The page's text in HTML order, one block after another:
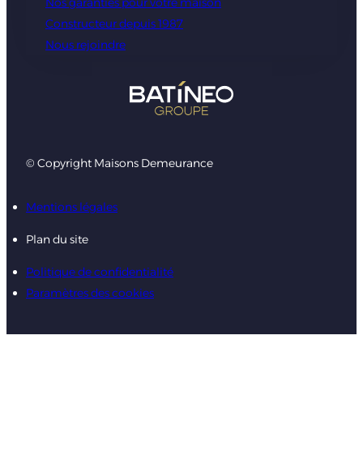
Constructeur depuis 1987
Nous rejoindre
© Copyright Maisons Demeurance
Mentions légales
Plan du site
Politique de confidentialité
Paramètres des cookies